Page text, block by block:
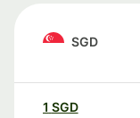
SGD
1 SGD